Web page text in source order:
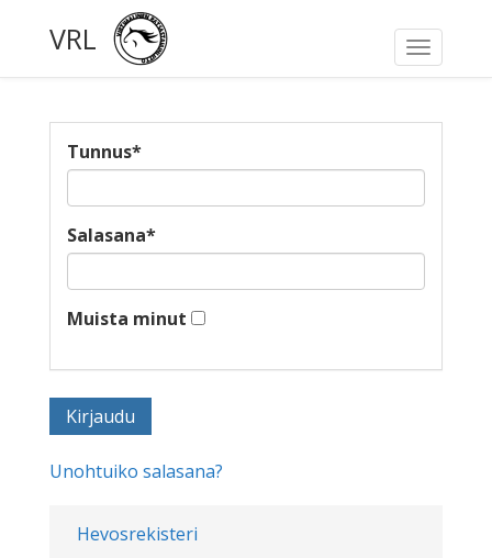
Toggle
VRL
Hevosrekisteri
Tunnus*
Salasana*
Muista minut
Unohtuiko salasana?